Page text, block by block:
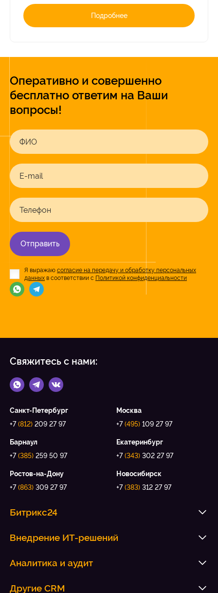
Подробнее
Оперативно и совершенно
бесплатно ответим на Ваши
вопросы!
ФИО
E-mail
Телефон
Отправить
Я выражаю согласие на передачу и обработку персональных
данных в соответствии с Политикой конфиденциальности
Свяжитесь с нами:
Санкт-Петербург
+7(812) 209 27 97
Москва
+7(495) 109 27 97
Барнаул
+7(385) 259 50 97
Екатеринбург
+7(343) 302 27 97
Ростов-на-Дону
+7(863) 309 27 97
Новосибирск
+7(383) 312 27 97
Битрикс24
Внедрение ИТ-решений
Аналитика и аудит
Другие CRM